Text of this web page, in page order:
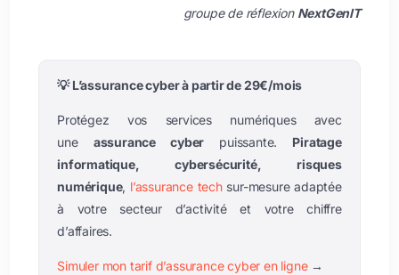
groupe de réflexion NextGenIT
💡 L’assurance cyber à partir de 29€/mois
Protégez vos services numériques avec
une assurance cyber puissante. Piratage
informatique, cybersécurité, risques
numérique, l’assurance techsur-mesure adaptée
à votre secteur d’activité et votre chiffre
d’affaires.
Simuler mon tarif d’assurance cyber en ligne→